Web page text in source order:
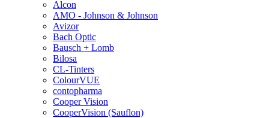
Alcon
AMO - Johnson & Johnson
Avizor
Bach Optic
Bausch + Lomb
Bilosa
CL-Tinters
ColourVUE
contopharma
Cooper Vision
CooperVision (Sauflon)